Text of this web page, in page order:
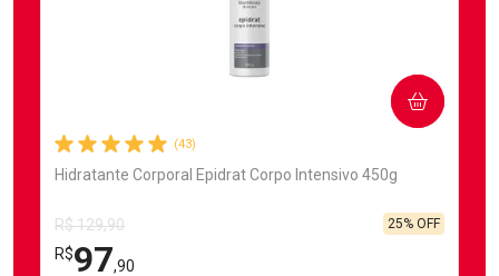
(43)
Hidratante Corporal Epidrat Corpo Intensivo 450g
R$ 129,90
R$97,90
25% OFF
COMPRAR